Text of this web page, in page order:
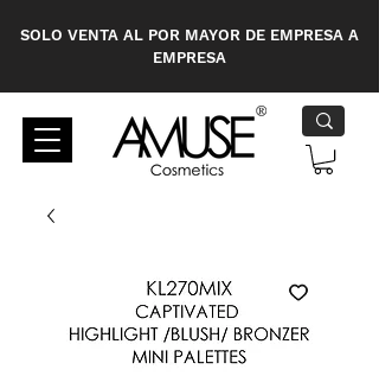
SOLO VENTA AL POR MAYOR DE EMPRESA A
EMPRESA